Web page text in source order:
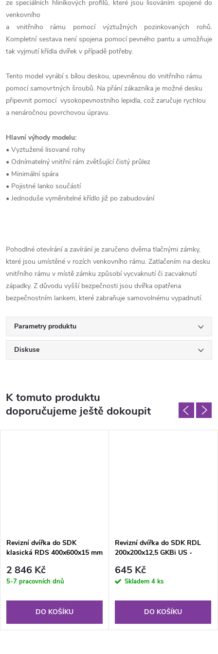
ze speciálních hliníkových profilů, které jsou lisováním spojené do
venkovního
a vnitřního rámu pomocí výztužných pozinkovaných rohů.
Kompletní sestava není spojena pomocí pevného pantu a umožňuje
tak vyjmutí křídla dvířek v případě potřeby.
Tento model vyrábí s bílou deskou, upevněnou do vnitřního rámu
pomocí samovrtných šroubů. Na přání zákazníka je možné desku
připevnit pomocí vysokopevnostního lepidla, což zaručuje rychlou
a nenáročnou povrchovou úpravu.
Hlavní výhody modelu:
• Vyztužené lisované rohy
• Odnímatelný vnitřní rám zvětšující čistý průlez
• Minimální spára
• Pojistné lanko součástí
• Jednoduše vyměnitelné křídlo již po zabudování
Pohodlné otevírání a zavírání je zaručeno dvěma tlačnými zámky,
které jsou umístěné v rozích venkovního rámu. Zatlačením na desku
vnitřního rámu v místě zámku způsobí vycvaknutí či zacvaknutí
západky. Z důvodu vyšší bezpečnosti jsou dvířka opatřena
bezpečnostním lankem, které zabraňuje samovolnému vypadnutí.
Parametry produktu
Diskuse
K tomuto produktu
doporučujeme ještě dokoupit
Revizní dvířka do SDK
klasická RDS 400x600x15 mm
2 846 Kč
5-7 pracovních dnů
DO KOŠÍKU
Revizní dvířka do SDK RDL
200x200x12,5 GKBi US -
645 Kč
Skladem 4 ks
DO KOŠÍKU